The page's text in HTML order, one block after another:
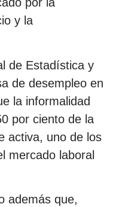
y la
de Estadística y
de desempleo en
la informalidad
por ciento de la
activa, uno de los
mercado laboral
además que,